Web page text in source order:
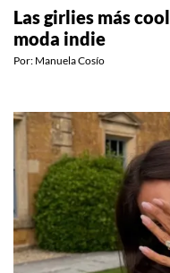
Las girlies más
moda indie
Por: Manuela Cosío